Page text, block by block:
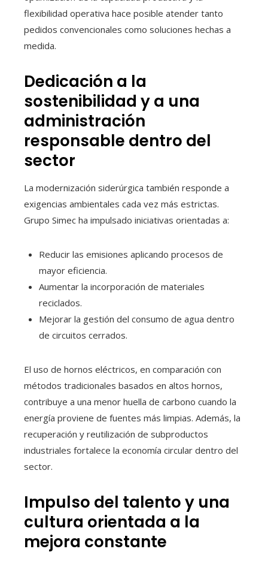
flexibilidad operativa hace posible atender tanto
pedidos convencionales como soluciones hechas a
medida.
Dedicación a la
sostenibilidad y a una
administración
responsable dentro del
sector
La modernización siderúrgica también responde a
exigencias ambientales cada vez más estrictas.
Grupo Simec ha impulsado iniciativas orientadas a:
Reducir las emisiones aplicando procesos de
mayor eficiencia.
Aumentar la incorporación de materiales
reciclados.
Mejorar la gestión del consumo de agua dentro
de circuitos cerrados.
El uso de hornos eléctricos, en comparación con
métodos tradicionales basados en altos hornos,
contribuye a una menor huella de carbono cuando la
energía proviene de fuentes más limpias. Además, la
recuperación y reutilización de subproductos
industriales fortalece la economía circular dentro del
sector.
Impulso del talento y una
cultura orientada a la
mejora constante